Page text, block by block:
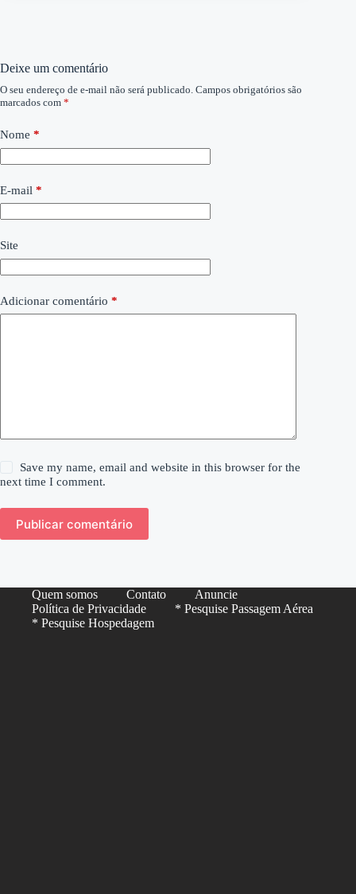
Deixe um comentário
O seu endereço de e-mail não será publicado. Campos obrigatórios são
marcados com *
Nome *
E-mail *
Site
Adicionar comentário *
Save my name, email and website in this browser for the
next time I comment.
Publicar comentário
Quem somos Contato
Anuncie
Política de Privacidade
* Pesquise Passagem Aérea
* Pesquise Hospedagem